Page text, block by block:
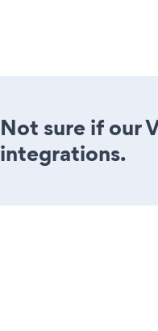
Not sure if our
integrations.